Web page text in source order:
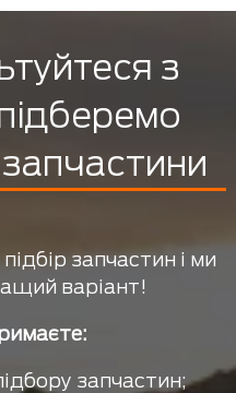
з
запчастин і ми
варіант!
запчастин;